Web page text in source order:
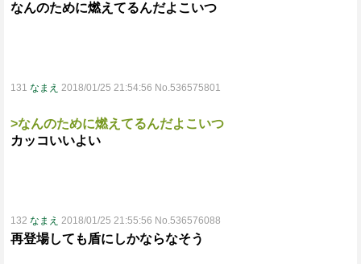
なんのために燃えてるんだよこいつ
131 なまえ 2018/01/25 21:54:56 No.536575801
>なんのために燃えてるんだよこいつ
カッコいいよい
132 なまえ 2018/01/25 21:55:56 No.536576088
再登場しても盾にしかならなそう